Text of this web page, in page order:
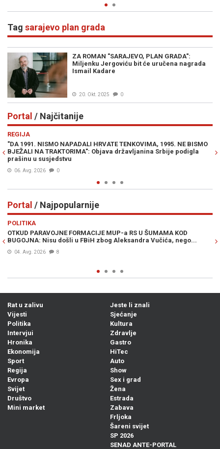
Tag sarajevo plan grada
ZA ROMAN "SARAJEVO, PLAN GRADA":
Miljenku Jergoviću bit će uručena nagrada
Ismail Kadare
20. Okt. 2025 0
Portal / Najčitanije
REGIJA
"DA 1991. NISMO NAPADALI HRVATE TENKOVIMA, 1995. NE BISMO
BJEŽALI NA TRAKTORIMA": Objava državljanina Srbije podigla
prašinu u susjedstvu
06. Avg. 2026 0
Portal / Najpopularnije
POLITIKA
OTKUD PARAVOJNE FORMACIJE MUP-a RS U ŠUMAMA KOD
BUGOJNA: Nisu došli u FBiH zbog Aleksandra Vučića, nego...
04. Avg. 2026 8
Rat u zalivu
Vijesti
Politika
Intervjui
Hronika
Ekonomija
Sport
Regija
Evropa
Svijet
Društvo
Mini market
Jeste li znali
Sjećanje
Kultura
Zdravlje
Gastro
HiTec
Auto
Show
Sex i grad
Žena
Estrada
Zabava
Frljoka
Šareni svijet
SP 2026
SENAD ANTE-PORTAL